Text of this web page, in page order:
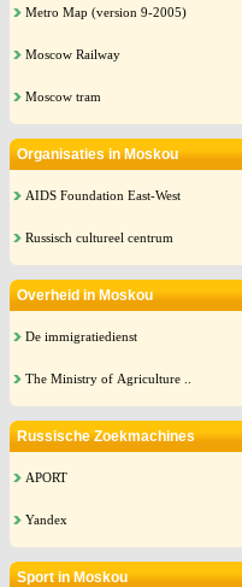
Metro Map (version 9-2005)
Moscow Railway
Moscow tram
Organisaties in Moskou
AIDS Foundation East-West
Russisch cultureel centrum
Overheid in Moskou
De immigratiedienst
The Ministry of Agriculture ..
Russische Zoekmachines
APORT
Yandex
Sport in Moskou